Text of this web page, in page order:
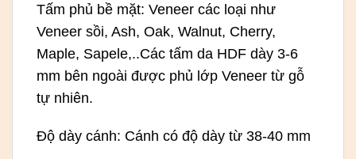
Tấm phủ bề mặt: Veneer các loại như
Veneer sồi, Ash, Oak, Walnut, Cherry,
Maple, Sapele,..Các tấm da HDF dày 3-6
mm bên ngoài được phủ lớp Veneer từ gỗ
tự nhiên.
Độ dày cánh: Cánh có độ dày từ 38-40 mm